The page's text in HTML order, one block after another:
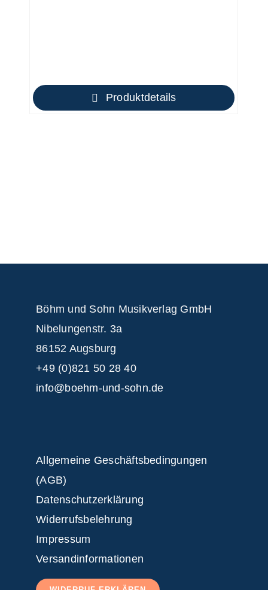
Produktdetails
Böhm und Sohn Musikverlag GmbH
Nibelungenstr. 3a
86152 Augsburg
+49 (0)821 50 28 40
info@boehm-und-sohn.de
Allgemeine Geschäftsbedingungen
(AGB)
Datenschutzerklärung
Widerrufsbelehrung
Impressum
Versandinformationen